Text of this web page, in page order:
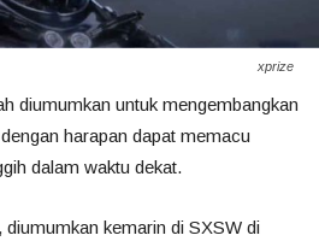
xprize
diumumkan untuk mengembangkan
harapan dapat memacu
dalam waktu dekat.
, diumumkan kemarin di SXSW di